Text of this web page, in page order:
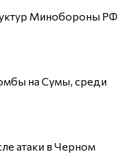
Минобороны РФ
на Сумы, среди
атаки в Черном